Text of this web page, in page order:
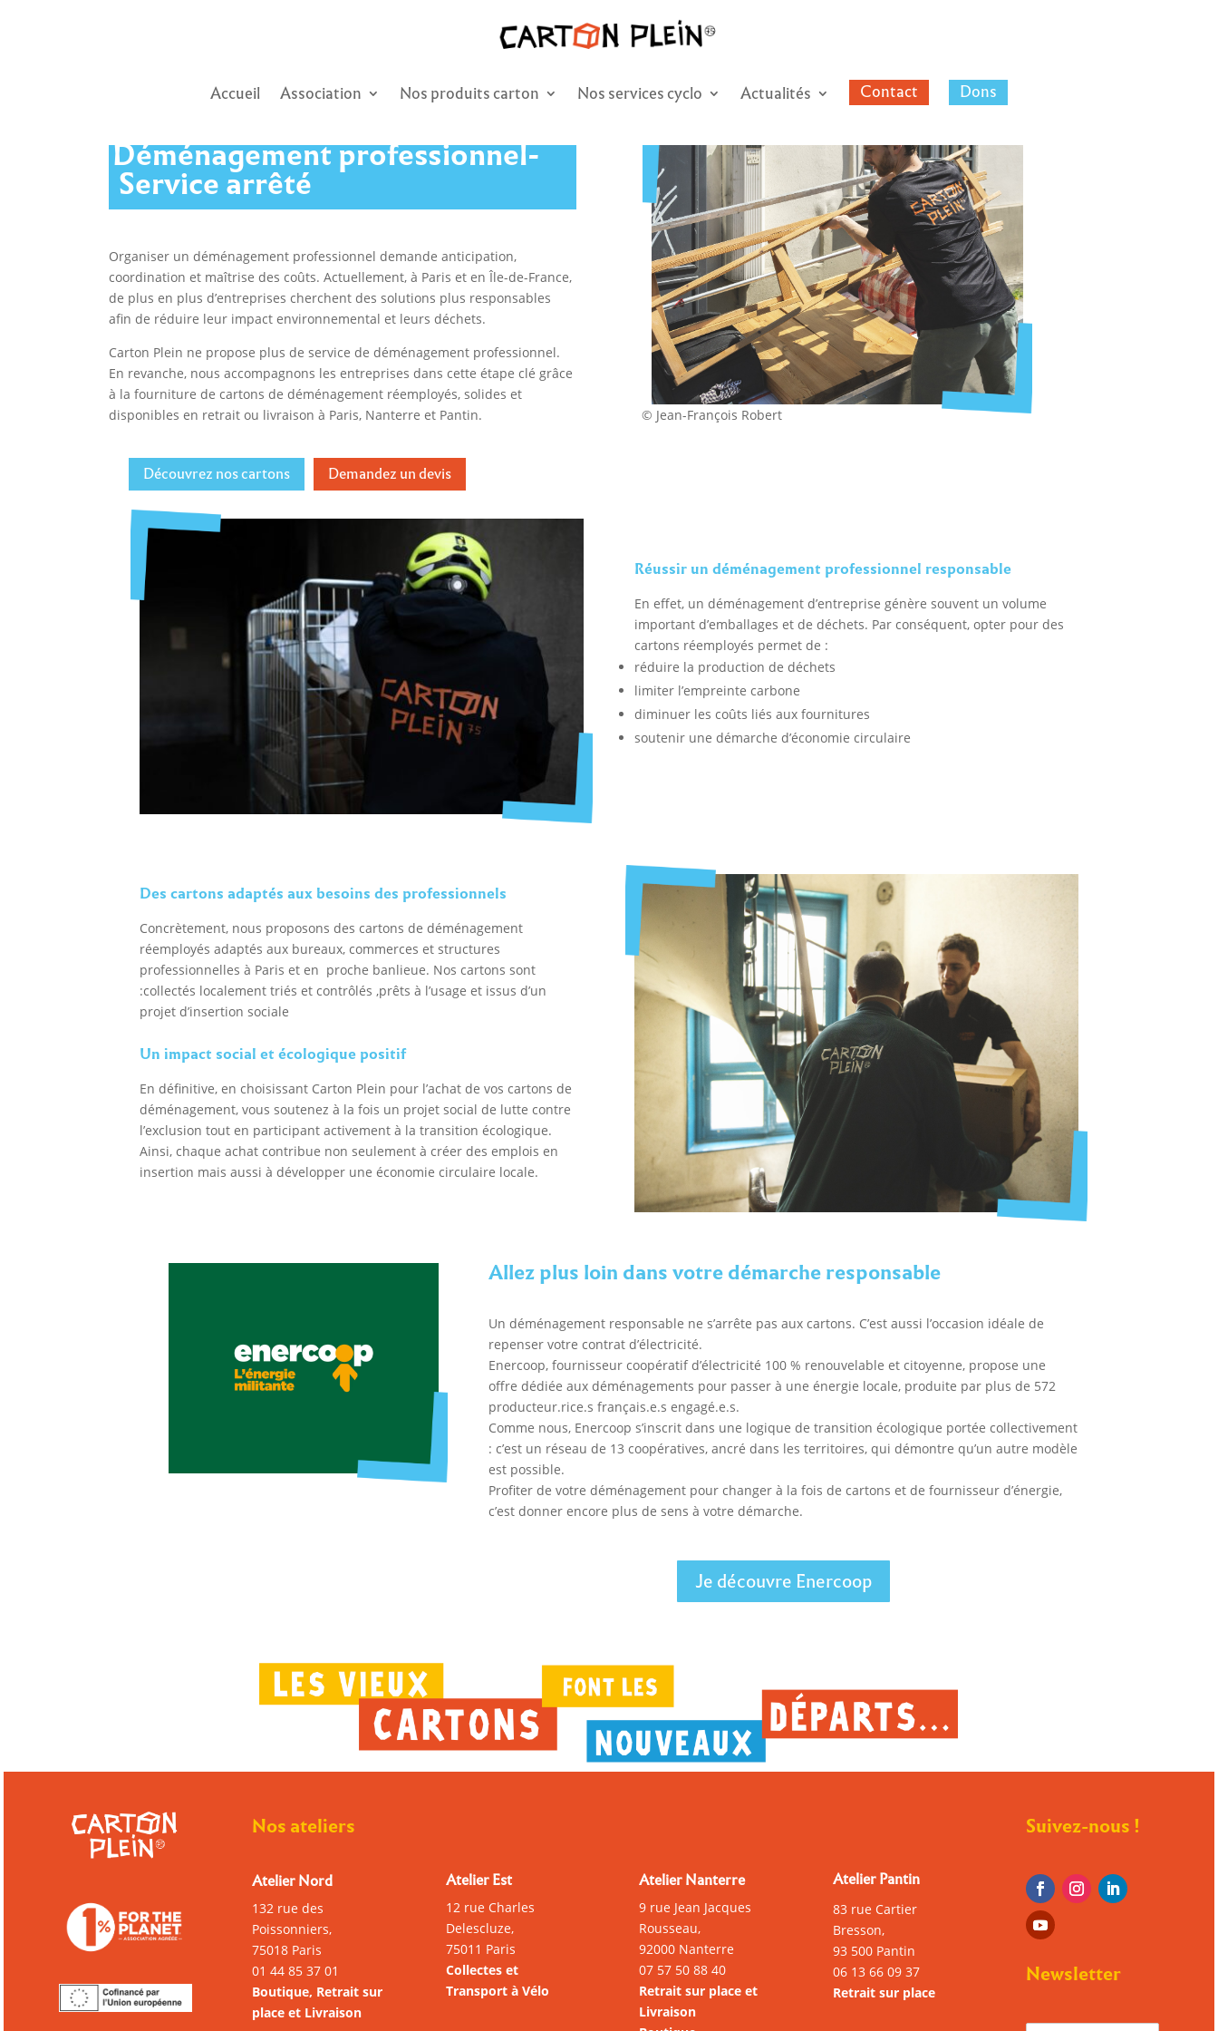
Accueil Association Nos produits carton Nos services cyclo Actualités Contact Dons
Déménagement professionnel-
Service arrêté
Organiser un déménagement professionnel demande anticipation,
coordination et maîtrise des coûts. Actuellement, à Paris et en Île-de-France,
de plus en plus d’entreprises cherchent des solutions plus responsables
afin de réduire leur impact environnemental et leurs déchets.
Carton Plein ne propose plus de service de déménagement professionnel.
En revanche, nous accompagnons les entreprises dans cette étape clé grâce
à la fourniture de cartons de déménagement réemployés, solides et
disponibles en retrait ou livraison à Paris, Nanterre et Pantin.
Découvrez nos cartons Demandez un devis
© Jean-François Robert
Réussir un déménagement professionnel responsable
En effet, un déménagement d’entreprise génère souvent un volume
important d’emballages et de déchets. Par conséquent, opter pour des
cartons réemployés permet de :
réduire la production de déchets
limiter l’empreinte carbone
diminuer les coûts liés aux fournitures
soutenir une démarche d’économie circulaire
Des cartons adaptés aux besoins des professionnels
Concrètement, nous proposons des cartons de déménagement
réemployés adaptés aux bureaux, commerces et structures
professionnelles à Paris et en proche banlieue. Nos cartons sont
:collectés localement triés et contrôlés ,prêts à l’usage et issus d’un
projet d’insertion sociale
Un impact social et écologique positif
En définitive, en choisissant Carton Plein pour l’achat de vos cartons de
déménagement, vous soutenez à la fois un projet social de lutte contre
l’exclusion tout en participant activement à la transition écologique.
Ainsi, chaque achat contribue non seulement à créer des emplois en
insertion mais aussi à développer une économie circulaire locale.
Allez plus loin dans votre démarche responsable
Un déménagement responsable ne s’arrête pas aux cartons. C’est aussi l’occasion idéale de
repenser votre contrat d’électricité.
Enercoop, fournisseur coopératif d’électricité 100 % renouvelable et citoyenne, propose une
offre dédiée aux déménagements pour passer à une énergie locale, produite par plus de 572
producteur.rice.s français.e.s engagé.e.s.
Comme nous, Enercoop s’inscrit dans une logique de transition écologique portée collectivement
: c’est un réseau de 13 coopératives, ancré dans les territoires, qui démontre qu’un autre modèle
est possible.
Profiter de votre déménagement pour changer à la fois de cartons et de fournisseur d’énergie,
c’est donner encore plus de sens à votre démarche.
Je découvre Enercoop
Nos ateliers
Atelier Nord
132 rue des
Poissonniers,
75018 Paris
01 44 85 37 01
Boutique, Retrait sur
place et Livraison
Atelier Est
12 rue Charles
Delescluze,
75011 Paris
Collectes et
Transport à Vélo
Atelier Nanterre
9 rue Jean Jacques
Rousseau,
92000 Nanterre
07 57 50 88 40
Retrait sur place et
Livraison
Atelier Pantin
83 rue Cartier
Bresson,
93 500 Pantin
06 13 66 09 37
Retrait sur place
Suivez-nous !
Newsletter